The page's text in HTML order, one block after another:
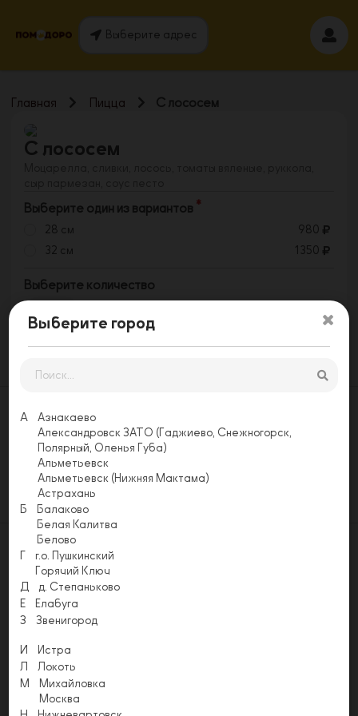
Выберите адрес
Главная Пицца С лососем
С лососем
Выберите один из вариантов
28 см
980
32 см
1350
Выберите количество
Оставьте свой отзыв
Еще никто не оставил отзыв на этой
странице. Будьте первым, напишите свой
отзыв!
АкцииУсловия доставки
Напишите нам
info@pizzapomodoro.ru
История «ПОМОДОРО» началась в 2014 году. На сегодняшний
день в сети пиццерий уже более 80 пиццерий по России и СНГ.
Выберите город
А
Азнакаево
Александровск ЗАТО (Гаджиево, Снежногорск,
Полярный, Оленья Губа)
Альметьевск
Альметьевск (Нижняя Мактама)
Астрахань
Б
Балаково
Белая Калитва
Белово
Г
г.о. Пушкинский
Горячий Ключ
Д д. Степаньково
Е Елабуга
З Звенигород
И Истра
Л Локоть
М
Михайловка
Москва